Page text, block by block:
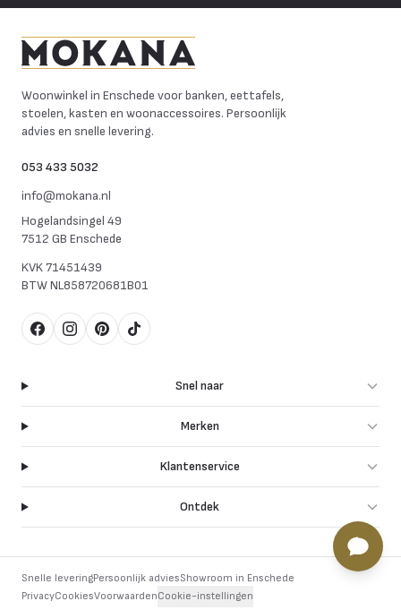
Woonwinkel in Enschede voor banken, eettafels,
stoelen, kasten en woonaccessoires. Persoonlijk
advies en snelle levering.
053 433 5032
info@mokana.nl
Hogelandsingel 49
7512 GB Enschede
KVK71451439
BTWNL858720681B01
FacebookInstagram
Pinterest
TikTok
Snel naar
Merken
Klantenservice
Ontdek
Snelle leveringPersoonlijk adviesShowroom in Enschede
PrivacyCookiesVoorwaardenCookie-instellingen